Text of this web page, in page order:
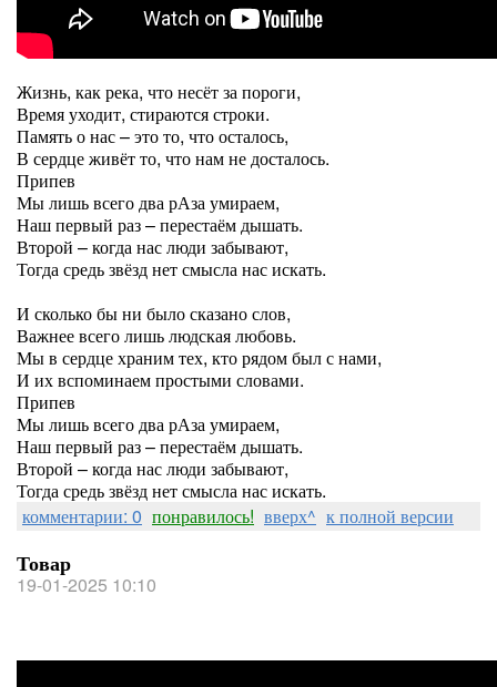
Жизнь, как река, что несёт за пороги,
Время уходит, стираются строки.
Память о нас – это то, что осталось,
В сердце живёт то, что нам не досталось.
Припев
Мы лишь всего два рАза умираем,
Наш первый раз – перестаём дышать.
Второй – когда нас люди забывают,
Тогда средь звёзд нет смысла нас искать.
И сколько бы ни было сказано слов,
Важнее всего лишь людская любовь.
Мы в сердце храним тех, кто рядом был с нами,
И их вспоминаем простыми словами.
Припев
Мы лишь всего два рАза умираем,
Наш первый раз – перестаём дышать.
Второй – когда нас люди забывают,
Тогда средь звёзд нет смысла нас искать.
комментарии: 0 понравилось! вверх^ к полной версии
Товар
19-01-2025 10:10